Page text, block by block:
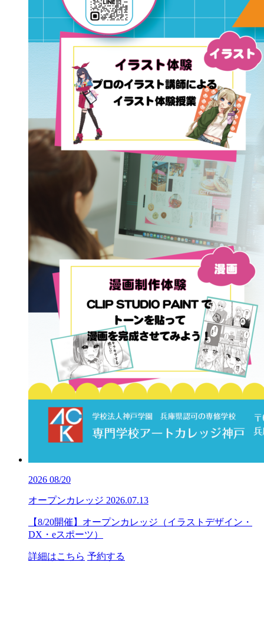
2026 08/20
オープンカレッジ 2026.07.13
【8/20開催】オープンカレッジ（イラストデザイン・
DX・eスポーツ）
詳細はこちら 予約する